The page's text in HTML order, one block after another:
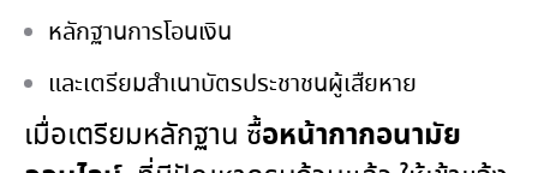
หลักฐานการโอนเงิน
และเตรียมสำเนาบัตรประชาชนผู้เสืยหาย
เมื่อเตรียมหลักฐาน ซื้อหน้ากากอนามัย